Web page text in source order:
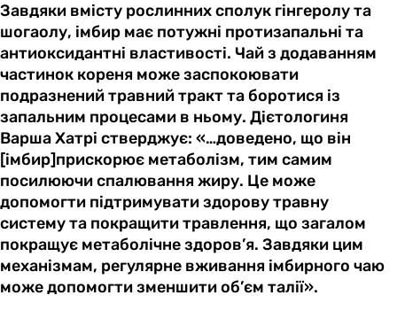
Завдяки вмісту рослинних сполук гінгеролу та
шогаолу, імбир має потужні протизапальні та
антиоксидантні властивості. Чай з додаванням
частинок кореня може заспокоювати
подразнений травний тракт та боротися із
запальним процесами в ньому. Дієтологиня
Варша Хатрі стверджує: «…доведено, що він
[імбир]прискорює метаболізм, тим самим
посилюючи спалювання жиру. Це може
допомогти підтримувати здорову травну
систему та покращити травлення, що загалом
покращує метаболічне здоров’я. Завдяки цим
механізмам, регулярне вживання імбирного чаю
може допомогти зменшити об’єм талії».